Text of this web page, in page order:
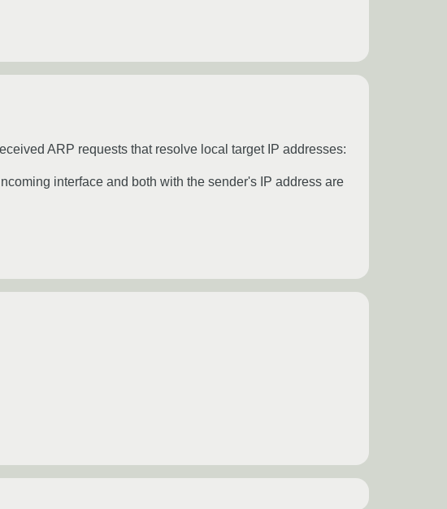
ARP requests that resolve local target IP addresses:
interface and both with the sender's IP address are